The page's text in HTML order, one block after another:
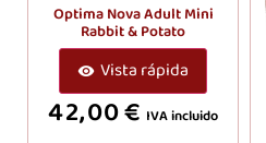
Optima Nova Adult Mini
Rabbit & Potato
Vista rápida
42,00€ IVA incluido